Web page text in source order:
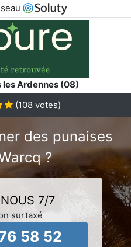
Ardennes (08)
(108 votes)
des punaises
?
7/7
surtaxé
58 52